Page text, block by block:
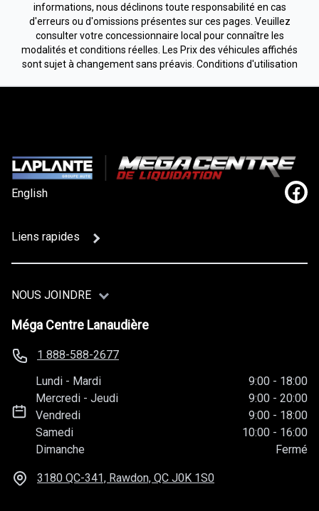
informations, nous déclinons toute responsabilité en cas
d'erreurs ou d'omissions présentes sur ces pages. Veuillez
consulter votre concessionnaire local pour connaître les
modalités et conditions réelles. Les Prix des véhicules affichés
sont sujet à changement sans préavis. Conditions d'utilisation
English
Liens rapides
NOUS JOINDRE
Méga Centre Lanaudière
1 888-588-2677
Lundi - Mardi 9:00 - 18:00
Mercredi -Jeudi 9:00 - 20:00
Vendredi
9:00 - 18:00
Samedi
10:00 - 16:00
Dimanche
Fermé
3180 QC-341, Rawdon, QC J0K 1S0